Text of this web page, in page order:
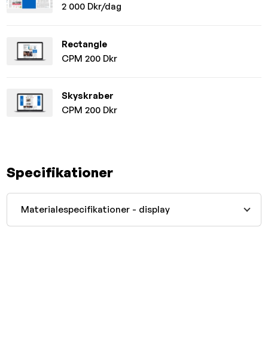
2 000 Dkr/dag
Rectangle
CPM 200 Dkr
Skyskraber
CPM 200 Dkr
Specifikationer
Materialespecifikationer - display